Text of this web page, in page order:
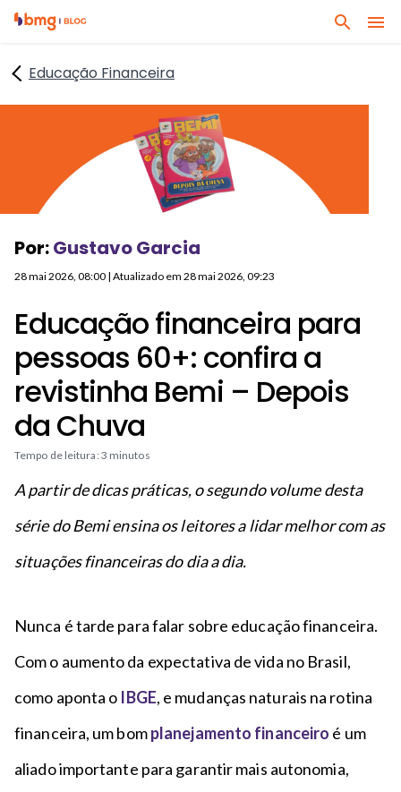
I
p
a
r
n
e
ú
o
i
n
c
i
a
I
p
a
r
n
e
ú
o
o
d
a
p
é
B
a
u
Educação Financeira
Por:Gustavo Garcia
28 mai 2026, 08:00 | Atualizado em 28 mai 2026, 09:23
Educação financeira para
pessoas 60+: confira a
revistinha Bemi – Depois
da Chuva
Tempo de leitura: 3 minutos
A partir de dicas práticas, o segundo volume desta
série do Bemi ensina os leitores a lidar melhor com as
situações financeiras do dia a dia.
Nunca é tarde para falar sobre educação financeira.
Com o aumento da expectativa de vida no Brasil,
como aponta o IBGE, e mudanças naturais na rotina
financeira, um bomplanejamento financeiro é um
aliado importante para garantir mais autonomia,